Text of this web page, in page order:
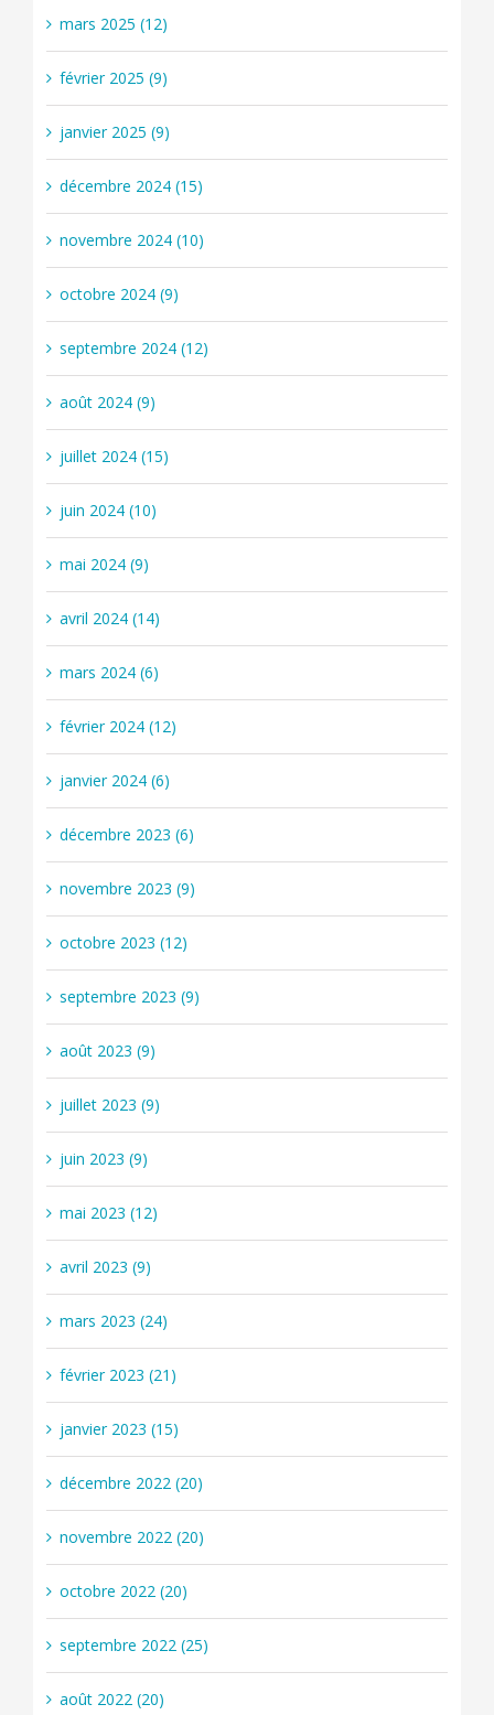
mars 2025 (12)
février 2025 (9)
janvier 2025 (9)
décembre 2024 (15)
novembre 2024 (10)
octobre 2024 (9)
septembre 2024 (12)
août 2024 (9)
juillet 2024 (15)
juin 2024 (10)
mai 2024 (9)
avril 2024 (14)
mars 2024 (6)
février 2024 (12)
janvier 2024 (6)
décembre 2023 (6)
novembre 2023 (9)
octobre 2023 (12)
septembre 2023 (9)
août 2023 (9)
juillet 2023 (9)
juin 2023 (9)
mai 2023 (12)
avril 2023 (9)
mars 2023 (24)
février 2023 (21)
janvier 2023 (15)
décembre 2022 (20)
novembre 2022 (20)
octobre 2022 (20)
septembre 2022 (25)
août 2022 (20)